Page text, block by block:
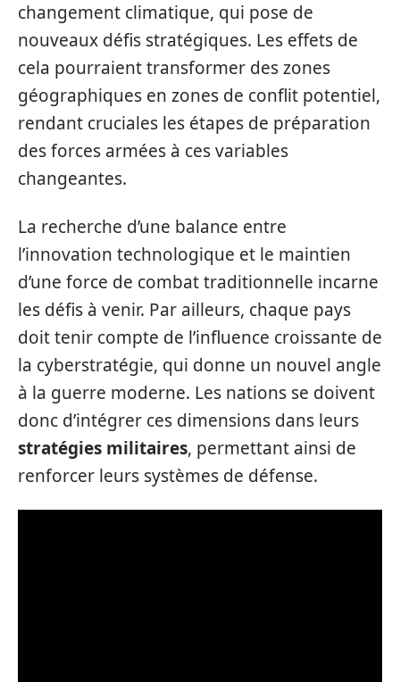
changement climatique, qui pose de
nouveaux défis stratégiques. Les effets de
cela pourraient transformer des zones
géographiques en zones de conflit potentiel,
rendant cruciales les étapes de préparation
des forces armées à ces variables
changeantes.
La recherche d’une balance entre
l’innovation technologique et le maintien
d’une force de combat traditionnelle incarne
les défis à venir. Par ailleurs, chaque pays
doit tenir compte de l’influence croissante de
la cyberstratégie, qui donne un nouvel angle
à la guerre moderne. Les nations se doivent
donc d’intégrer ces dimensions dans leurs
stratégies militaires, permettant ainsi de
renforcer leurs systèmes de défense.